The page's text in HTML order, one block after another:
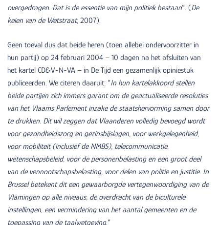
overgedragen. Dat is de essentie van mijn politiek bestaan”. (De
keien van de Wetstraat, 2007).
Geen toeval dus dat beide heren (toen allebei ondervoorzitter in
hun partij) op 24 februari 2004 – 10 dagen na het afsluiten van
het kartel CD&V-N-VA – in De Tijd een gezamenlijk opiniestuk
publiceerden. We citeren daaruit: “In hun kartelakkoord stellen
beide partijen zich immers garant om de geactualiseerde resoluties
van het Vlaams Parlement inzake de staatshervorming samen door
te drukken. Dit wil zeggen dat Vlaanderen volledig bevoegd wordt
voor gezondheidszorg en gezinsbijslagen, voor werkgelegenheid,
voor mobiliteit (inclusief de NMBS), telecommunicatie,
wetenschapsbeleid, voor de personenbelasting en een groot deel
van de vennootschapsbelasting, voor delen van politie en justitie. In
Brussel betekent dit een gewaarborgde vertegenwoordiging van de
Vlamingen op alle niveaus, de overdracht van de biculturele
instellingen, een vermindering van het aantal gemeenten en de
toepassing van de taalwetgeving.”